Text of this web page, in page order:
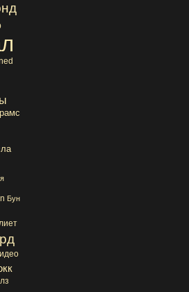
Бун